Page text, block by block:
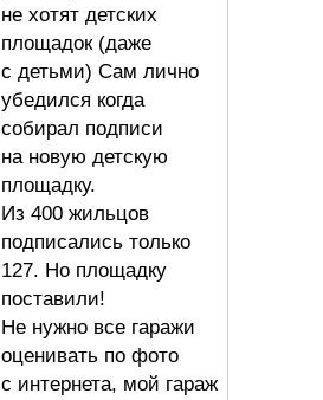
не хотят детских
площадок (даже
с детьми) Сам лично
убедился когда
собирал подписи
на новую детскую
площадку.
Из 400 жильцов
подписались только
127. Но площадку
поставили!
Не нужно все гаражи
оценивать по фото
с интернета, мой гараж